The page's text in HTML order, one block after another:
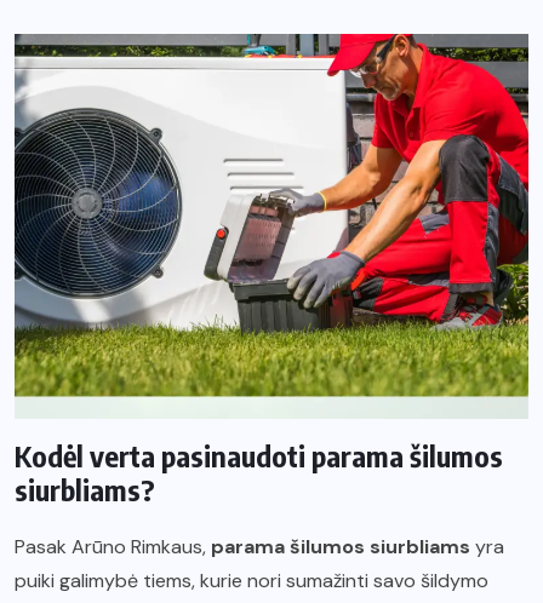
Kodėl verta pasinaudoti parama šilumos
siurbliams?
Pasak Arūno Rimkaus, parama šilumos siurbliams yra
puiki galimybė tiems, kurie nori sumažinti savo šildymo